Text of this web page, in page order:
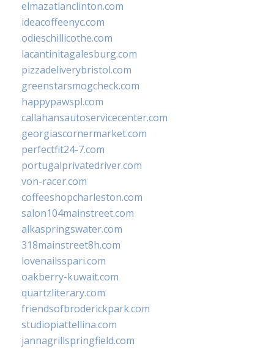
elmazatlanclinton.com
ideacoffeenyc.com
odieschillicothe.com
lacantinitagalesburg.com
pizzadeliverybristol.com
greenstarsmogcheck.com
happypawspl.com
callahansautoservicecenter.com
georgiascornermarket.com
perfectfit24-7.com
portugalprivatedriver.com
von-racer.com
coffeeshopcharleston.com
salon104mainstreet.com
alkaspringswater.com
318mainstreet8h.com
lovenailsspari.com
oakberry-kuwait.com
quartzliterary.com
friendsofbroderickpark.com
studiopiattellina.com
jannagrillspringfield.com